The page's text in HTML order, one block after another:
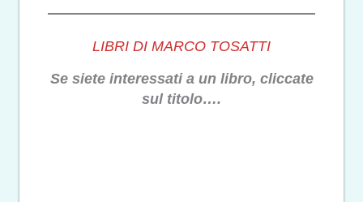
LIBRI DI MARCO TOSATTI
Se siete interessati a un libro, cliccate
sul titolo….